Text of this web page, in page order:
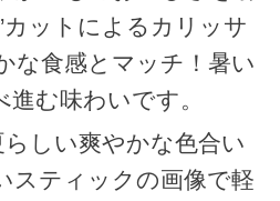
カットによるカリッサ
な食感とマッチ！暑い
む味わいです。
しい爽やかな色合い
スティックの画像で軽